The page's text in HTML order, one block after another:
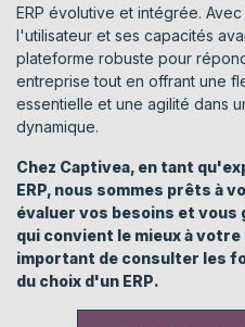
ERP évolutive et intégrée.
l'utilisateur et ses capacités
plateforme robuste pour
entreprise tout en offrant une
essentielle et une agilité dans
dynamique.
Chez Captivea, en tant
ERP, nous sommes prêts à
évaluer vos besoins et vous
qui convient le mieux à
important de consulter les
du choix d'un ERP.